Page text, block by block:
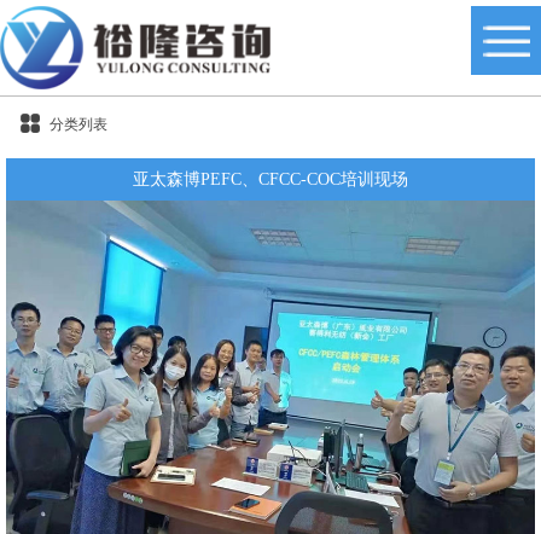
分类列表
亚太森博PEFC、CFCC-COC培训现场